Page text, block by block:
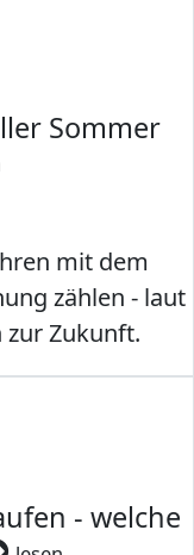
Sommer
mit dem
zählen - laut
Zukunft.
- welche